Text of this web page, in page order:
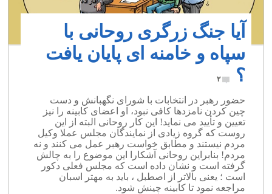
آیا جنگ زرگری روحانی با
سپاه و خامنه ای پایان یافت
؟
۲
حضور رهبر در انتخابات با شورای نگهبانش و دست
چین کردن نامزدها کافی نبود، او اعضای کابینه را نیز
تعیین و تأیید می نماید! این کار روحانی البته از این
روست که گروه زیادی از نمایندگان مجلس عملا وکیل
مردم نیستند و مطابق خواست رهبر عمل می کنند و نه
مردم! بنابراین روحانی آشکارا این موضوع را به چالش
گرفته است و نشان داده است که مجلس فعلی دکور
است ؛ یعنی بالاتر از اصطبل ، باید به مهتر اسبان
مراجعه نمود تا کابینه چینش شود.